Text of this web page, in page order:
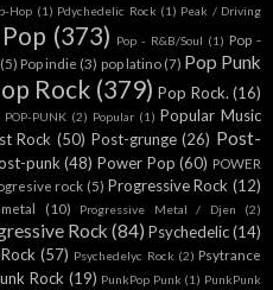
Hop (1) Pdychedelic Rock (1) Peak / Driving
Pop (373) Pop - R&B/Soul (1) Pop -
(5) Pop indie (3) pop latino (7) Pop Punk
Rock (379) Pop Rock. (16)
POP-PUNK (2) Popular (1) Popular Music
Rock (50) Post-grunge (26) Post-
punk (48) Power Pop (60) POWER
rock (5) Progressive Rock (12)
(10) Progressive Metal / Djen (2)
Rock (84) Psychedelic(14)
(57) Psychedelyc Rock (2) Psytrance
Rock (19) PunkPop Punk (1) PunkPunk